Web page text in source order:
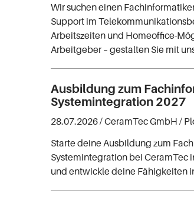
Wir suchen einen
Support im
Arbeitszeiten und Homeoffice-
Arbeitgeber – gestalten Sie mit
Ausbildung zum
Systemintegration 2027
28.07.2026 /CeramTec GmbH /
Starte deine Ausbildung zum
Systemintegration bei CeramTec
und entwickle deine Fähigkeiten